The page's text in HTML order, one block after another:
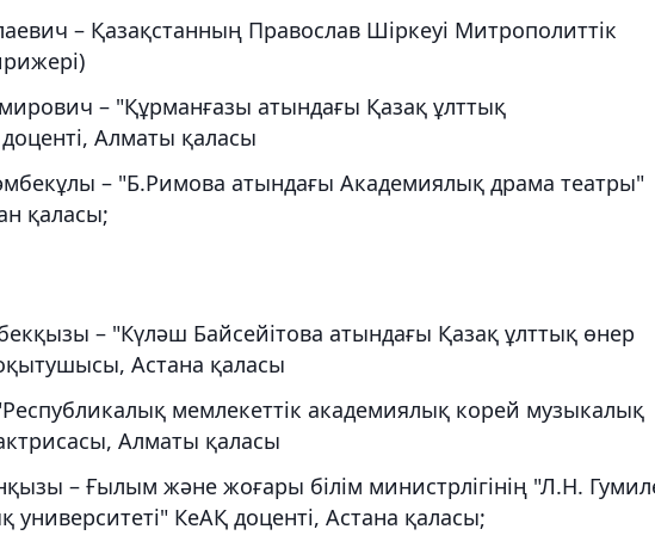
– Қазақстанның Православ Шіркеуі Митрополиттік
– "Құрманғазы атындағы Қазақ ұлттық
Алматы қаласы
– "Б.Римова атындағы Академиялық драма театры"
қаласы;
– "Күләш Байсейітова атындағы Қазақ ұлттық өнер
Астана қаласы
мемлекеттік академиялық корей музыкалық
Алматы қаласы
– Ғылым және жоғары білім министрлігінің "Л.Н.
университеті" КеАҚ доценті, Астана қаласы;